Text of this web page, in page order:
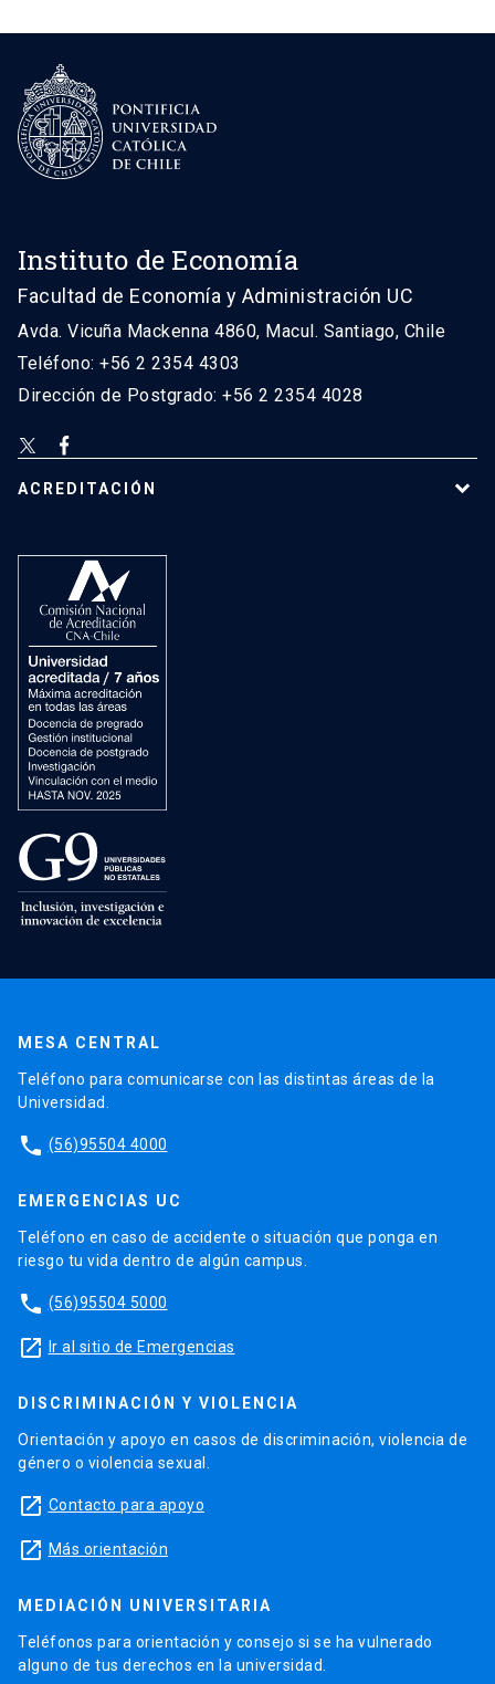
Instituto de Economía
Facultad de Economía y Administración UC
Avda. Vicuña Mackenna 4860, Macul. Santiago, Chile
Teléfono: +56 2 2354 4303
Dirección de Postgrado: +56 2 2354 4028
ACREDITACIÓN
MESA CENTRAL
Teléfono para comunicarse con las distintas áreas de la
Universidad.
phone (56)95504 4000
EMERGENCIAS UC
Teléfono en caso de accidente o situación que ponga en
riesgo tu vida dentro de algún campus.
phone (56)95504 5000
launch Ir al sitio de Emergencias
DISCRIMINACIÓN Y VIOLENCIA
Orientación y apoyo en casos de discriminación, violencia de
género o violencia sexual.
launch Contacto para apoyo
launch Más orientación
MEDIACIÓN UNIVERSITARIA
Teléfonos para orientación y consejo si se ha vulnerado
alguno de tus derechos en la universidad.